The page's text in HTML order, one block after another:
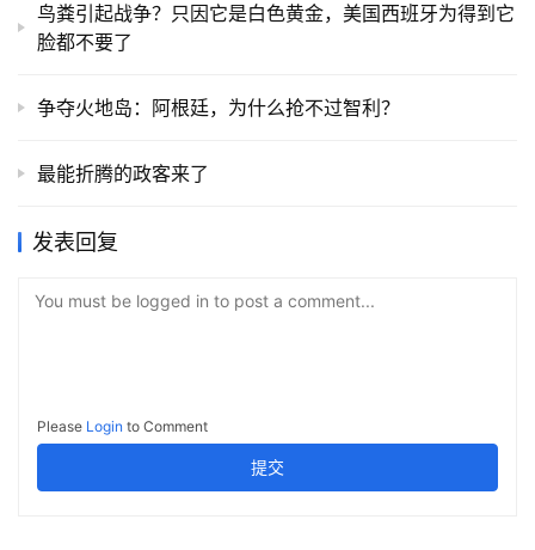
鸟粪引起战争？只因它是白色黄金，美国西班牙为得到它
脸都不要了
争夺火地岛：阿根廷，为什么抢不过智利？
最能折腾的政客来了
发表回复
You must be logged in to post a comment...
Please Login to Comment
提交